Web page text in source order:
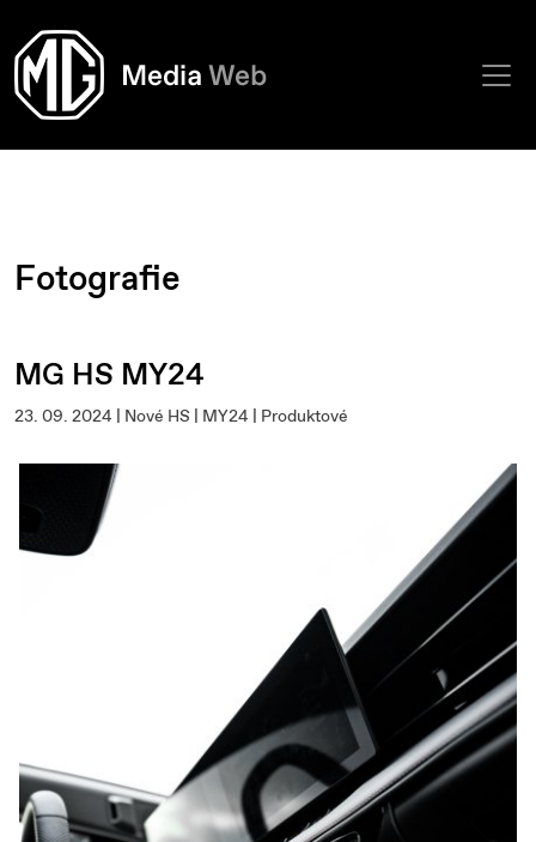
Fotografie
MG HS MY24
23. 09. 2024 | Nové HS | MY24 | Produktové